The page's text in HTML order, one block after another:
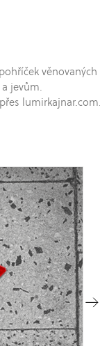
věnovaných
jevům.